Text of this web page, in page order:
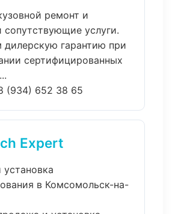
ремонт и
сопутствующие услуги.
дилерскую гарантию при
сертифицированных
(934) 652 38 65
Expert
в Комсомольск-на-